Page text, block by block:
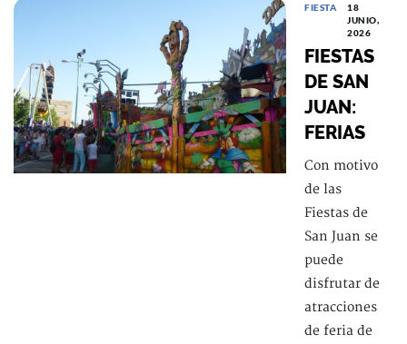
FIESTA
18
JUNIO,
2026
FIESTAS
DE SAN
JUAN:
FERIAS
Con motivo
de las
Fiestas de
San Juan se
puede
disfrutar de
atracciones
de feria de